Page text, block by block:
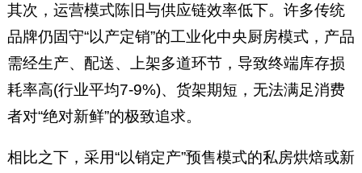
其次，运营模式陈旧与供应链效率低下。许多传统
品牌仍固守“以产定销”的工业化中央厨房模式，产品
需经生产、配送、上架多道环节，导致终端库存损
耗率高(行业平均7-9%)、货架期短，无法满足消费
者对“绝对新鲜”的极致追求。
相比之下，采用“以销定产”预售模式的私房烘焙或新